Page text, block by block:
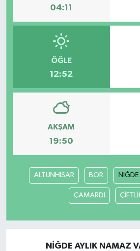
04:11
ÖĞLE
12:52
AKŞAM
19:50
ALTUNHİSAR BOR NİĞDE
ÇAMARDI
NİĞDE AYLIK NAMAZ
Resmi İlan
Teknoloji